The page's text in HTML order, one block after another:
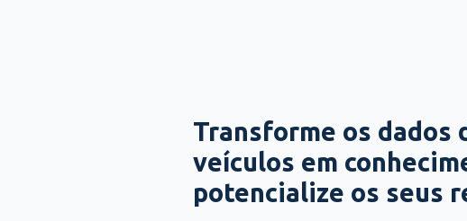
Transforme os dados
veículos em
potencialize os seus